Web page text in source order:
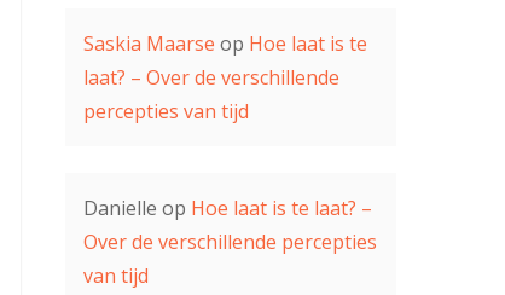
Saskia Maarse op Hoe laat is te
laat? – Over de verschillende
percepties van tijd
Danielle op Hoe laat is te laat? –
Over de verschillende percepties
van tijd